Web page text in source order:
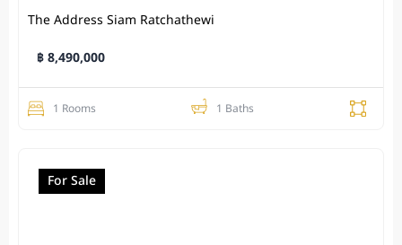
The Address Siam Ratchathewi
฿ 8,490,000
1 Rooms 1 Baths
For Sale